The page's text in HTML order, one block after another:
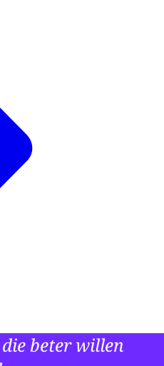
beter willen